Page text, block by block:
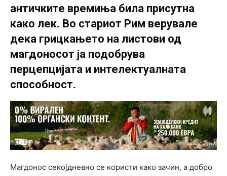
античките времиња била присутна
како лек. Во стариот Рим верувале
дека грицкањето на листови од
магдоносот ја подобрува
перцепцијата и интелектуалната
способност.
Магдонос секојдневно се користи како зачин, а добро